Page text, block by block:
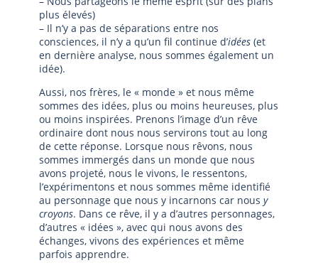
plus élevés)
– Il n’y a pas de séparations entre nos
consciences, il n’y a qu’un fil continue d’idées (et
en dernière analyse, nous sommes également un
idée).
Aussi, nos frères, le « monde » et nous même
sommes des idées, plus ou moins heureuses, plus
ou moins inspirées. Prenons l’image d’un rêve
ordinaire dont nous nous servirons tout au long
de cette réponse. Lorsque nous rêvons, nous
sommes immergés dans un monde que nous
avons projeté, nous le vivons, le ressentons,
l’expérimentons et nous sommes même identifié
au personnage que nous y incarnons car nous y
croyons. Dans ce rêve, il y a d’autres personnages,
d’autres « idées », avec qui nous avons des
échanges, vivons des expériences et même
parfois apprendre.